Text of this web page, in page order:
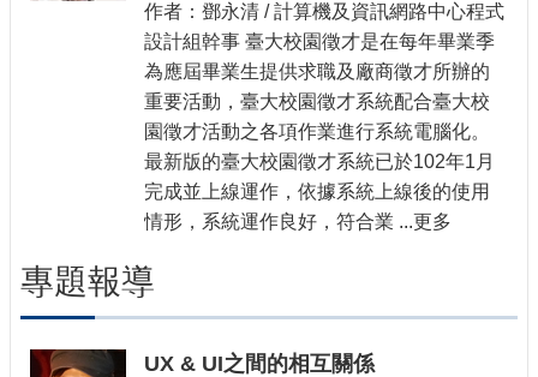
作者：鄧永清 / 計算機及資訊網路中心程式
設計組幹事 臺大校園徵才是在每年畢業季
為應屆畢業生提供求職及廠商徵才所辦的
重要活動，臺大校園徵才系統配合臺大校
園徵才活動之各項作業進行系統電腦化。
最新版的臺大校園徵才系統已於102年1月
完成並上線運作，依據系統上線後的使用
情形，系統運作良好，符合業 ...更多
專題報導
UX & UI之間的相互關係